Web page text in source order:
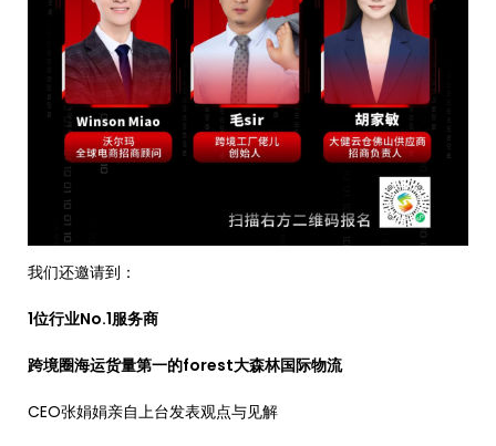
我们还邀请到：
1位行业No.1服务商
跨境圈海运货量第一的forest大森林国际物流
CEO张娟娟亲自上台发表观点与见解